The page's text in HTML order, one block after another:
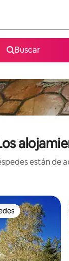
Buscar
están de
entre huéspedes